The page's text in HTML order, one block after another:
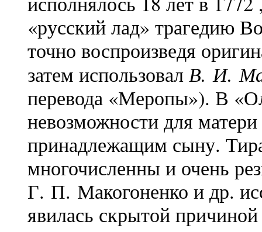
«русский лад» трагедию
точно воспроизведя
затем использовал В. И.
перевода «Меропы»). В
невозможности для
принадлежащим сыну.
многочисленны и очень
Г. П. Макогоненко и др.
явилась скрытой